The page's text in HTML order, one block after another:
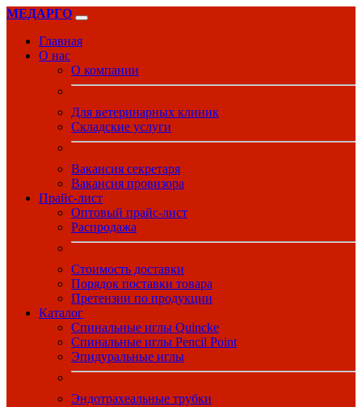
МЕДАРГО
Главная
О нас
О компании
Для ветеринарных клиник
Складские услуги
Вакансия секретаря
Вакансия провизора
Прайс-лист
Оптовый прайс-лист
Распродажа
Стоимость доставки
Порядок поставки товара
Претензии по продукции
Каталог
Спинальные иглы Quincke
Спинальные иглы Pencil Point
Эпидуральные иглы
Эндотрахеальные трубки